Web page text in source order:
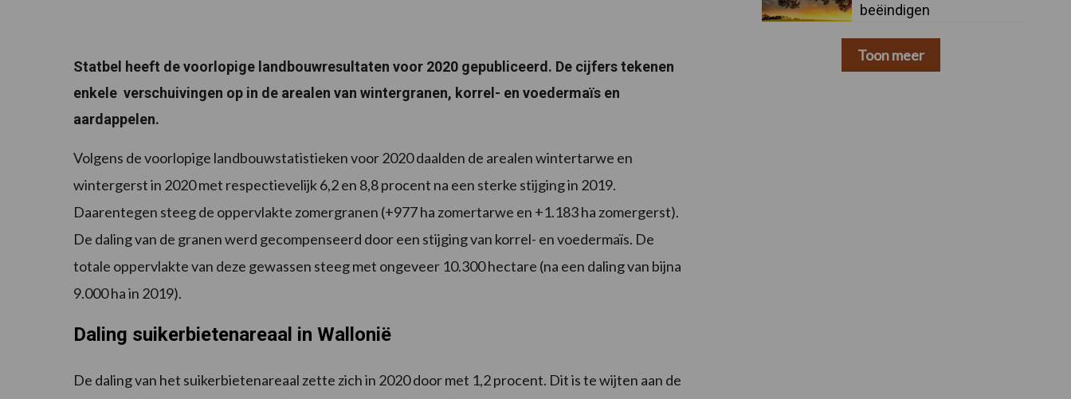
Statbel heeft de voorlopige landbouwresultaten voor 2020 gepubliceerd. De cijfers tekenen
enkele verschuivingen op in de arealen van wintergranen, korrel- en voedermaïs en
aardappelen.
Volgens de voorlopige landbouwstatistieken voor 2020 daalden de arealen wintertarwe en
wintergerst in 2020 met respectievelijk 6,2 en 8,8 procent na een sterke stijging in 2019.
Daarentegen steeg de oppervlakte zomergranen (+977 ha zomertarwe en +1.183 ha zomergerst).
De daling van de granen werd gecompenseerd door een stijging van korrel- en voedermaïs. De
totale oppervlakte van deze gewassen steeg met ongeveer 10.300 hectare (na een daling van bijna
9.000 ha in 2019).
Daling suikerbietenareaal in Wallonië
De daling van het suikerbietenareaal zette zich in 2020 door met 1,2 procent. Dit is te wijten aan de
beëindigen
Toon meer